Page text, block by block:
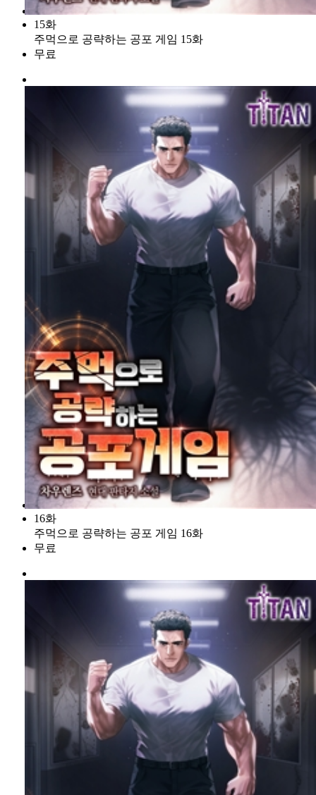
15화
주먹으로 공략하는 공포 게임 15화
무료
16화
주먹으로 공략하는 공포 게임 16화
무료